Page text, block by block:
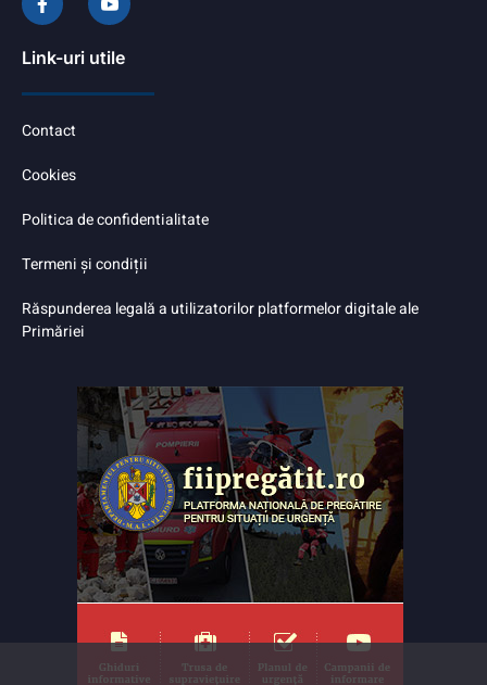
Link-uri utile
Contact
Cookies
Politica de confidentialitate
Termeni și condiții
Răspunderea legală a utilizatorilor platformelor digitale ale
Primăriei